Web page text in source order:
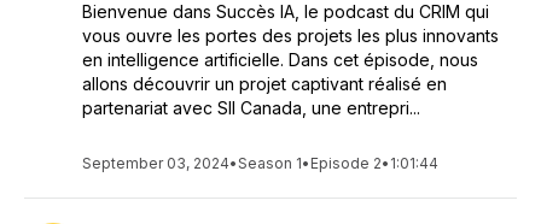
Bienvenue dans Succès IA, le podcast du CRIM qui
vous ouvre les portes des projets les plus innovants
en intelligence artificielle. Dans cet épisode, nous
allons découvrir un projet captivant réalisé en
partenariat avec SII Canada, une entrepri...
September 03, 2024•Season 1• Episode 2• 1:01:44